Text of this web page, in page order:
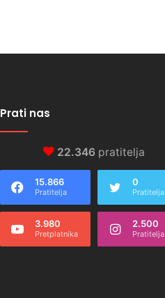
Prati nas
22.346 pratitelja
15.866
Pratitelja
0
Pratitelja
3.980
Pretplatnika
2.500
Pratitelja